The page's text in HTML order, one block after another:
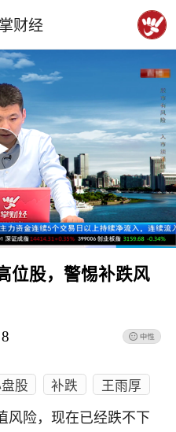
财经
位股，警惕补跌风
股 补跌 王雨厚
风险，现在已经跌不下